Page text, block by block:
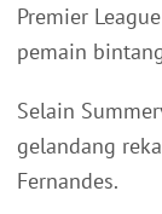
Premier
pemain
Selain
gelandang
Fernandes.